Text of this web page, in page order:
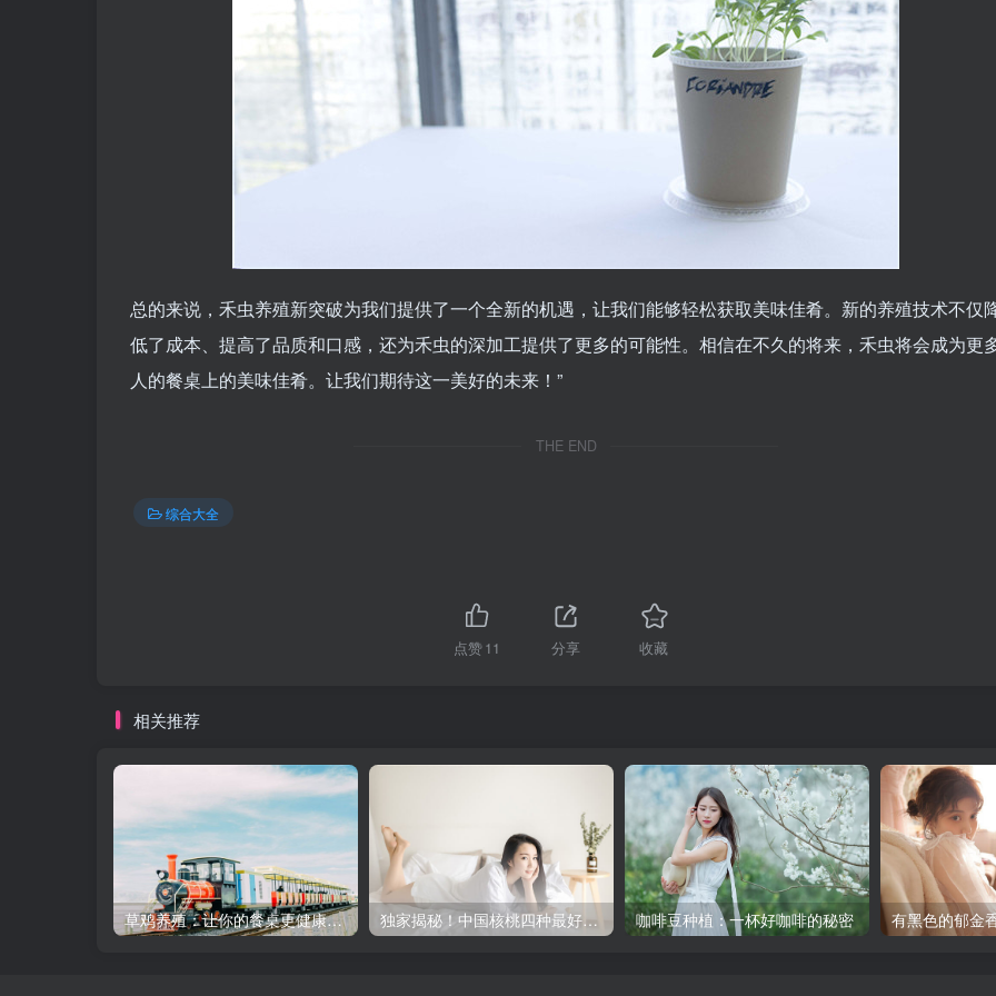
总的来说，禾虫养殖新突破为我们提供了一个全新的机遇，让我们能够轻松获取美味佳肴。新的养殖技术不仅
低了成本、提高了品质和口感，还为禾虫的深加工提供了更多的可能性。相信在不久的将来，禾虫将会成为更
人的餐桌上的美味佳肴。让我们期待这一美好的未来！”
THE END
综合大全
点赞11 分享 收藏
相关推荐
草鸡养殖：让你的餐桌更健康的秘密武器 独家揭秘！中国核桃四种最好品种，你绝对想不到！ 咖啡豆种植：一杯好咖啡的秘密